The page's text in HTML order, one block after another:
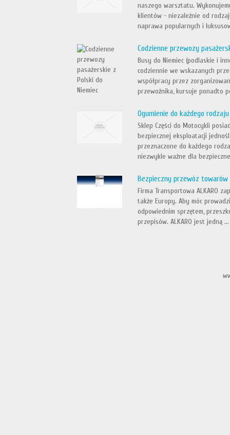
naszego warsztatu.
klientów - niezależnie od
naprawa popularnych i
Codzienne przewozy
Busy do Niemiec (podlaskie i
codziennie we wskazanych
współpracy przez
przewoźnika, kursuje ponadto
Ogumienie do każdego
Sklep Części do Motocykli
bezpiecznej eksploatacji
przeznaczone do każdego
niezwykle ważne dla
Bezpieczny przewóz towarów
Firma Transportowa ALKARO
także Europy. Aby móc
odpowiednim sprzętem,
przepisów. ALKARO jest jedną ...